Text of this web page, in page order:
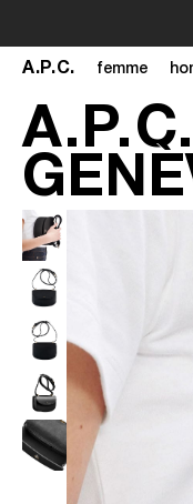
A.P.C. femme
A.P.C.